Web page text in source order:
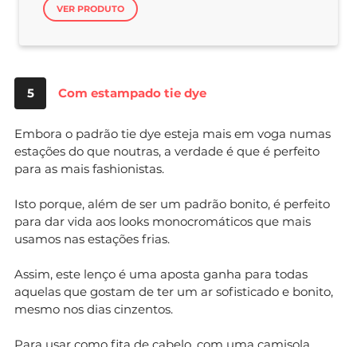
VER PRODUTO
5 Com estampado tie dye
Embora o padrão tie dye esteja mais em voga numas
estações do que noutras, a verdade é que é perfeito
para as mais fashionistas.
Isto porque, além de ser um padrão bonito, é perfeito
para dar vida aos looks monocromáticos que mais
usamos nas estações frias.
Assim, este lenço é uma aposta ganha para todas
aquelas que gostam de ter um ar sofisticado e bonito,
mesmo nos dias cinzentos.